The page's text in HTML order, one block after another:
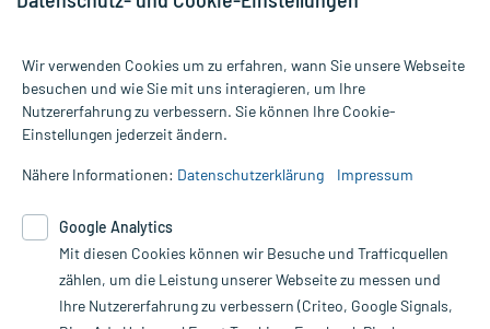
Alle Preise gelten inkl. MwSt., ggf. zzgl. Versandkosten
Informationen auf dieser Website werden ausschließlich für
die Untersuchung und Behandlung durch einen Arzt. Bitte
Therapien eingeleitet werden können. | Diese Webseite benutzt
Google Analytics. Lesen Sie bitte dazu die wichtigen Hinweise in
unserer Datenschutzerklärung. Für den Widerruf einer Bestellung
nutzen Sie das Formular:
Wir verwenden Cookies um zu erfahren, wann Sie unsere Webseite
besuchen und wie Sie mit uns interagieren, um Ihre
Nutzererfahrung zu verbessern. Sie können Ihre Cookie-
Einstellungen jederzeit ändern.
Nähere Informationen: Datenschutzerklärung Impressum
Google Analytics
Mit diesen Cookies können wir Besuche und Trafficquellen
zählen, um die Leistung unserer Webseite zu messen und
Ihre Nutzererfahrung zu verbessern (Criteo, Google Signals,